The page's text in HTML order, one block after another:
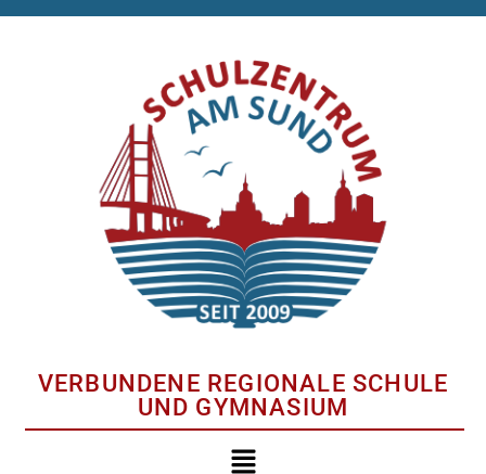
VERBUNDENE REGIONALE SCHULE
UND GYMNASIUM